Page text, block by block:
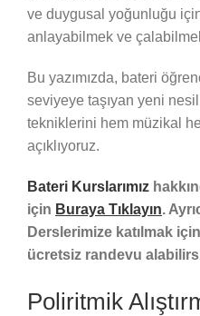
ve duygusal yoğunluğu
anlayabilmek ve
Bu yazımızda, bateri
seviyeye taşıyan yeni
tekniklerini hem müzikal
açıklıyoruz.
Bateri Kurslarımız
için Buraya Tıklayın.
Derslerimize katılmak
ücretsiz randevu
Poliritmik